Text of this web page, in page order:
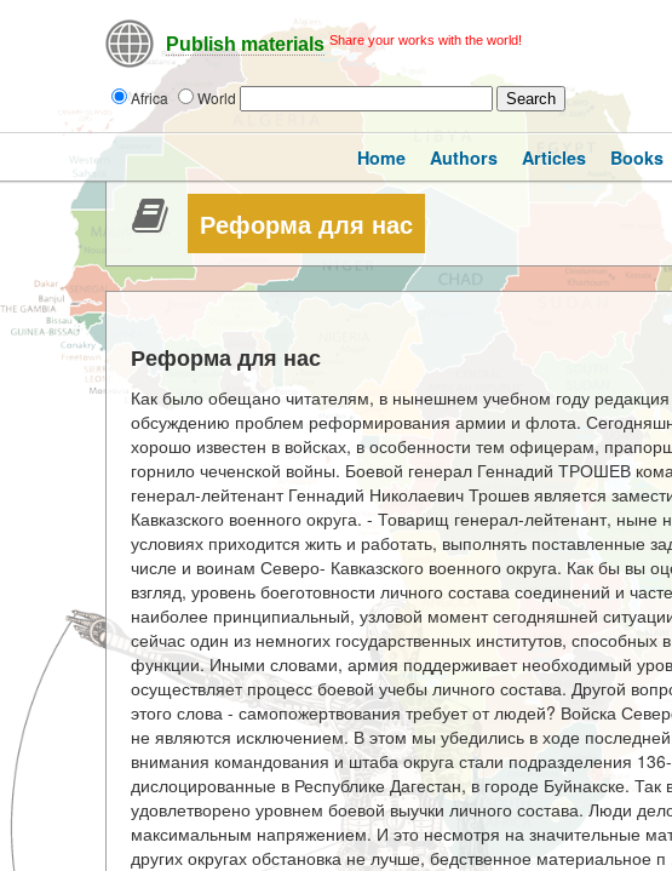
Publish materials Share your works with the world!
Africa World
Home Authors Articles Books
Реформа для нас
Реформа для нас
Как было обещано читателям, в нынешнем учебном году
обсуждению проблем реформирования армии и флота.
хорошо известен в войсках, в особенности тем офицерам,
горнило чеченской войны. Боевой генерал Геннадий ТРОШЕВ
генерал-лейтенант Геннадий Николаевич Трошев является
Кавказского военного округа. - Товарищ генерал-лейтенант, ныне
условиях приходится жить и работать, выполнять поставленные
числе и воинам Северо- Кавказского военного округа. Как бы вы
взгляд, уровень боеготовности личного состава соединений и
наиболее принципиальный, узловой момент сегодняшней
сейчас один из немногих государственных институтов,
функции. Иными словами, армия поддерживает необходимый
осуществляет процесс боевой учебы личного состава. Другой
этого слова - самопожертвования требует от людей? Войска
не являются исключением. В этом мы убедились в ходе
внимания командования и штаба округа стали подразделения
дислоцированные в Республике Дагестан, в городе Буйнакске.
удовлетворено уровнем боевой выучки личного состава. Люди
максимальным напряжением. И это несмотря на значительные
других округах обстановка не лучше, бедственное материальное п